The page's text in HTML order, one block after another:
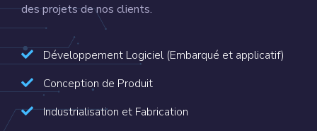
des projets de nos clients.
Développement Logiciel (Embarqué et applicatif)
Conception de Produit
Industrialisation et Fabrication